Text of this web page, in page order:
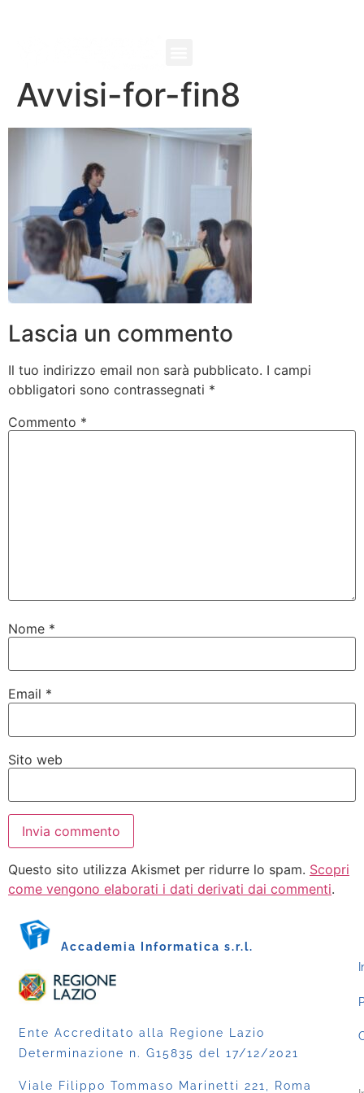
Avvisi-for-fin8
Lascia un commento
Il tuo indirizzo email non sarà pubblicato. I campi
obbligatori sono contrassegnati *
Commento *
Nome *
Email *
Sito web
Questo sito utilizza Akismet per ridurre lo spam. Scopri
come vengono elaborati i dati derivati dai commenti.
Accademia Informatica s.r.l.
Ente Accreditato alla Regione Lazio
Determinazione n. G15835 del 17/12/2021
Viale Filippo Tommaso Marinetti 221, Roma